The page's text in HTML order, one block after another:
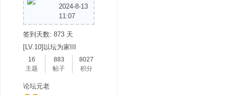
2024-8-13
11:07
签到天数: 873 天
[LV.10]以坛为家III
16
主题
883
帖子
8027
积分
论坛元老